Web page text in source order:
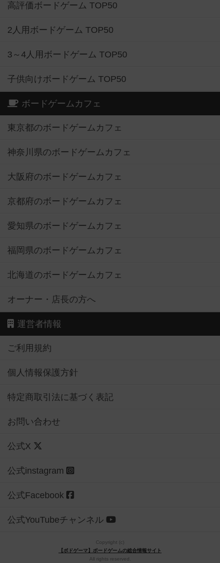
高評価ボードゲーム TOP50
2人用ボードゲーム TOP50
3～4人用ボードゲーム TOP50
子供向けボードゲーム TOP50
ボードゲームカフェ
東京都のボードゲームカフェ
神奈川県のボードゲームカフェ
大阪府のボードゲームカフェ
京都府のボードゲームカフェ
愛知県のボードゲームカフェ
福岡県のボードゲームカフェ
北海道のボードゲームカフェ
オーナー・店長の方へ
運営者情報
ご利用規約
個人情報保護方針
特定商取引法に基づく表記
お問い合わせ
公式X
公式instagram
公式Facebook
公式YouTubeチャンネル
Copyright (c)
【ボドゲーマ】ボードゲームの総合情報サイト
All rights reserved.